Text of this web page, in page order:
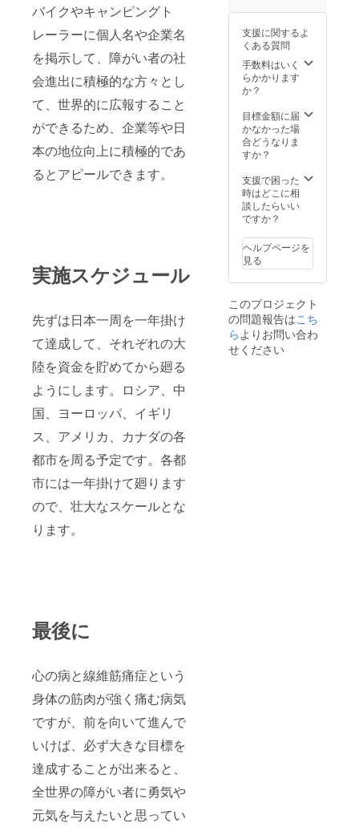
バイクやキャンピングト
レーラーに個人名や企業名
を掲示して、障がい者の社
会進出に積極的な方々とし
て、世界的に広報すること
ができるため、企業等や日
本の地位向上に積極的であ
るとアピールできます。
実施スケジュール
先ずは日本一周を一年掛け
て達成して、それぞれの大
陸を資金を貯めてから廻る
ようにします。ロシア、中
国、ヨーロッパ、イギリ
ス、アメリカ、カナダの各
都市を周る予定です。各都
市には一年掛けて廻ります
ので、壮大なスケールとな
ります。
最後に
心の病と線維筋痛症という
身体の筋肉が強く痛む病気
ですが、前を向いて進んで
いけば、必ず大きな目標を
達成することが出来ると、
全世界の障がい者に勇気や
元気を与えたいと思ってい
支援に関するよ
くある質問
手数料はいく
らかかります
か？
目標金額に届
かなかった場
合どうなりま
すか？
支援で困った
時はどこに相
談したらいい
ですか？
ヘルプページを
見る
このプロジェクト
の問題報告はこち
らよりお問い合わ
せください